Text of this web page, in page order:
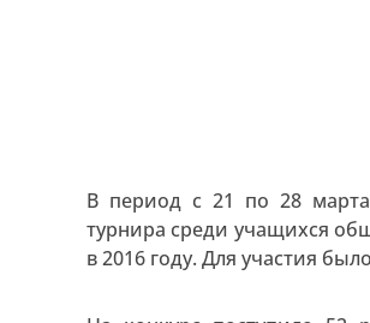
В период с 21 по 28
турнира среди учащихся
в 2016 году. Для участия